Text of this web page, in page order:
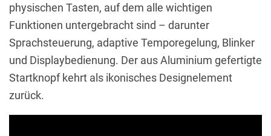
physischen Tasten, auf dem alle wichtigen
Funktionen untergebracht sind – darunter
Sprachsteuerung, adaptive Temporegelung, Blinker
und Displaybedienung. Der aus Aluminium gefertigte
Startknopf kehrt als ikonisches Designelement
zurück.